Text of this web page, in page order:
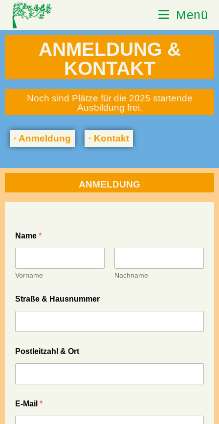
Menü
ANMELDUNG &
KONTAKT
Noch sind Plätze für die 2025 startende
Ausbildung frei.
· Anmeldung · Kontakt
ANMELDUNG
Name *
Vorname Nachname
Straße & Hausnummer
Postleitzahl & Ort
E-Mail *